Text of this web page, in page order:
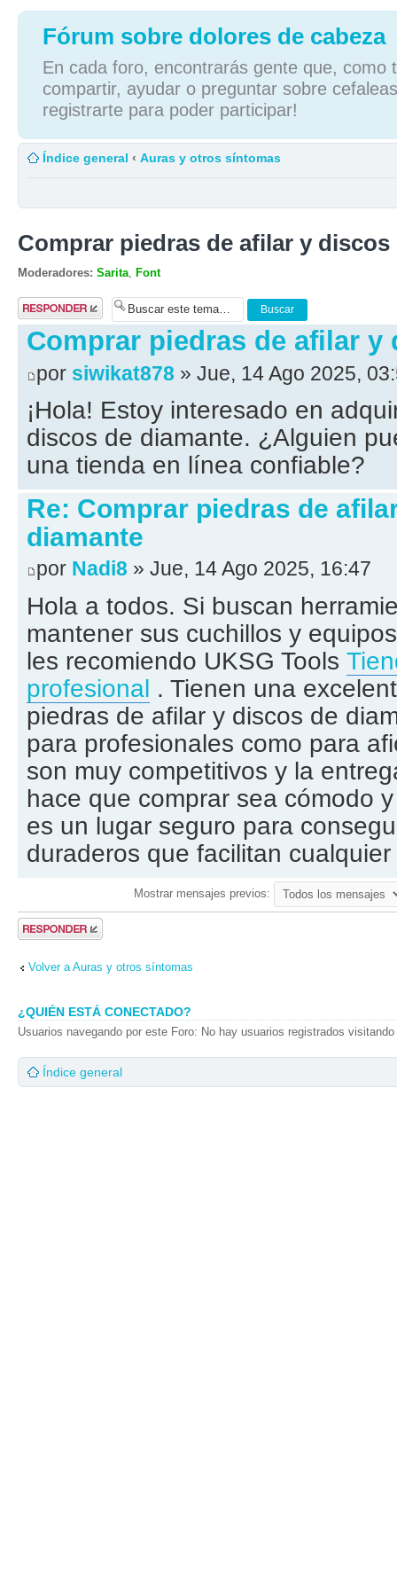
Fórum sobre dolores de cabeza
En cada foro, encontrarás gente que, como
compartir, ayudar o preguntar sobre
registrarte para poder participar!
Índice general ‹ Auras y otros síntomas
Comprar piedras de afilar y discos
Moderadores: Sarita Font
Publicar una
respuesta
Comprar piedras de afilar y
por siwikat878 » Jue, 14 Ago 2025,
¡Hola! Estoy interesado en
discos de diamante. ¿Alguien
una tienda en línea confiable?
Re: Comprar piedras de
diamante
por Nadi8 » Jue, 14 Ago 2025, 16:47
Hola a todos. Si buscan
mantener sus cuchillos y
les recomiendo UKSG Tools
profesional . Tienen una
piedras de afilar y discos de
para profesionales como para
son muy competitivos y la
hace que comprar sea cómodo
es un lugar seguro para
duraderos que facilitan
Mostrar mensajes previos:
Publicar una
respuesta
Volver a Auras y otros síntomas
¿QUIÉN ESTÁ CONECTADO?
Usuarios navegando por este Foro: No hay usuarios registrados
Índice general